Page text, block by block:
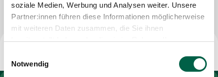
soziale Medien, Werbung und Analysen weiter. Unsere
Partner:innen führen diese Informationen möglicherweise
mit weiteren Daten zusammen, die Sie ihnen
bereitgestellt haben oder die sie im Rahmen Ihrer
Notwendig
Jobs & Karriere
Babygalerie